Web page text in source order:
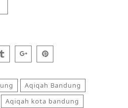
Aqiqah Bandung
Aqiqah kota bandung